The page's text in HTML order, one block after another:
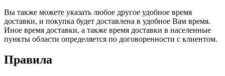
Вы также можете указать любое другое удобное время
доставки, и покупка будет доставлена в удобное Вам время.
Иное время доставки, а также время доставки в населенные
пункты области определяется по договоренности с клиентом.
Правила